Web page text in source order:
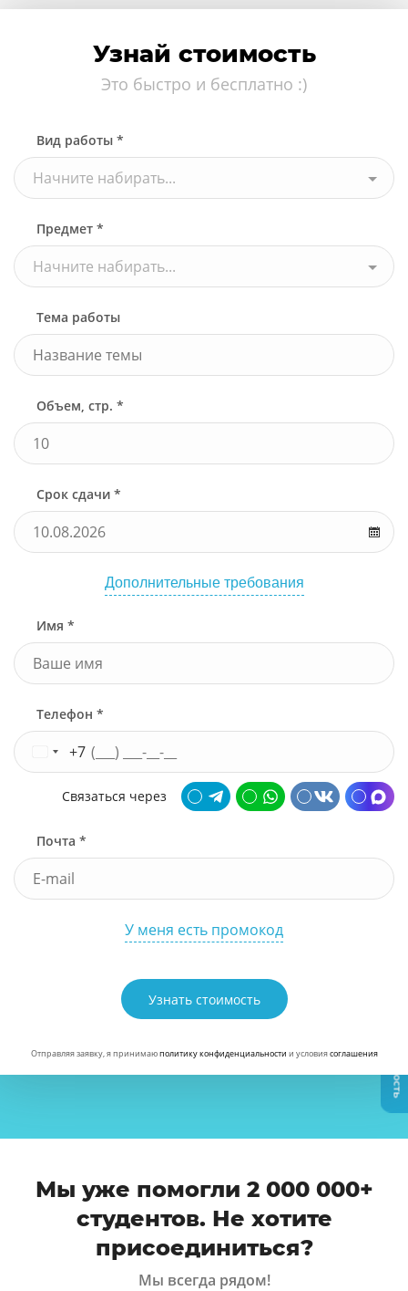
Узнай стоимость
Это быстро и бесплатно :)
Вид работы *
Начните набирать...
Предмет *
Начните набирать...
Тема работы
Объем, стр. *
Срок сдачи *
Дополнительные требования
Имя *
Телефон *
+7
Связаться через
Почта *
У меня есть промокод
Узнать стоимость
Отправляя заявку, я принимаюполитику конфиденциальности и условиясоглашения
Мы уже помогли 2 000 000+
студентов. Не хотите
присоединиться?
Мы всегда рядом!
Узнать стоимость